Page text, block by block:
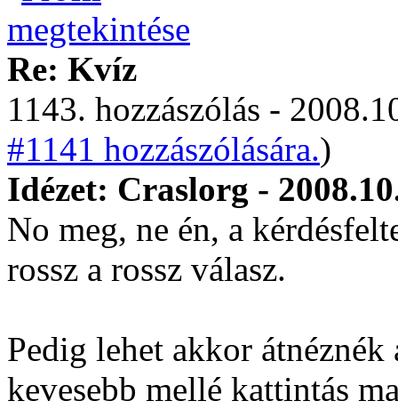
Re: Kvíz
1143. hozzászólás -
#1141 hozzászólására.)
Idézet: Craslorg -
No meg, ne én, a
rossz a rossz válasz.
Pedig lehet akkor
kevesebb mellé kattintás